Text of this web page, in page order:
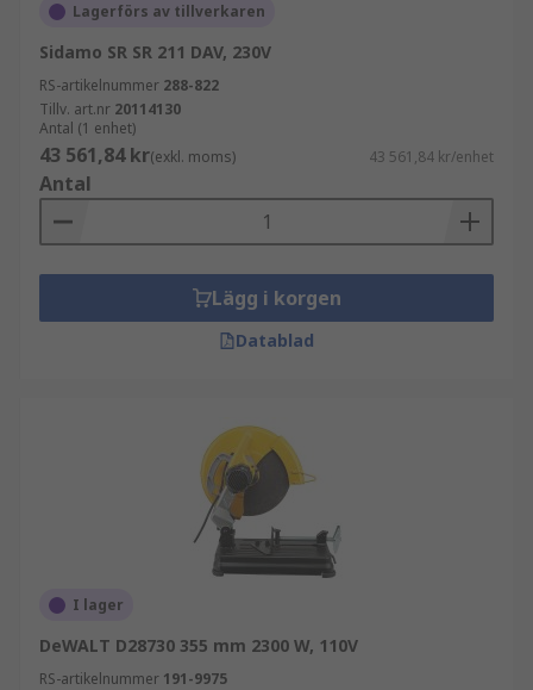
Lagerförs av tillverkaren
Sidamo SR SR 211 DAV, 230V
RS-artikelnummer 288-822
Tillv. art.nr 20114130
Antal (1 enhet)
43 561,84 kr(exkl. moms) 43 561,84 kr/enhet
Antal
Lägg i korgen
Datablad
I lager
DeWALT D28730 355 mm 2300 W, 110V
RS-artikelnummer 191-9975